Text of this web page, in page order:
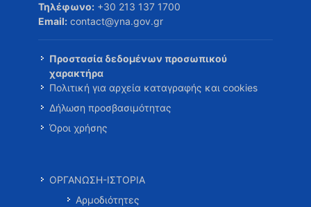
Τηλέφωνο: +30 213 137 1700
Email: contact@yna.gov.gr
Προστασία δεδομένων προσωπικού
χαρακτήρα
Πολιτική για αρχεία καταγραφής και cookies
Δήλωση προσβασιμότητας
Όροι χρήσης
ΟΡΓΑΝΩΣΗ-ΙΣΤΟΡΙΑ
Αρμοδιότητες